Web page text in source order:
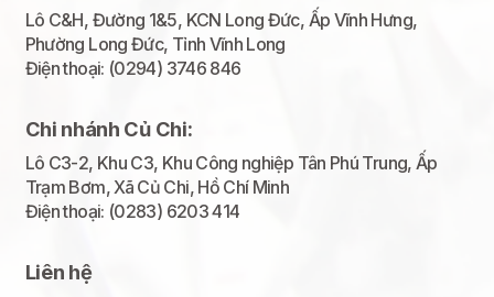
Lô C&H, Đường 1&5, KCN Long Đức, Ấp Vĩnh Hưng,
Phường Long Đức, Tỉnh Vĩnh Long
Điện thoại: (0294) 3746 846
Chi nhánh Củ Chi:
Lô C3-2, Khu C3, Khu Công nghiệp Tân Phú Trung, Ấp
Trạm Bơm, Xã Củ Chi, Hồ Chí Minh
Điện thoại: (0283) 6203 414
Liên hệ